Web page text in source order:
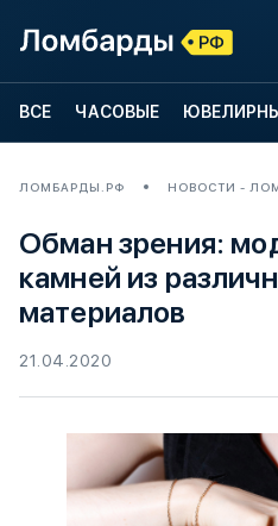
ВСЕ ЧАСОВЫЕ
ЛОМБАРДЫ.РФ НОВОСТИ -
Обман зрения:
камней из
материалов
21.04.2020